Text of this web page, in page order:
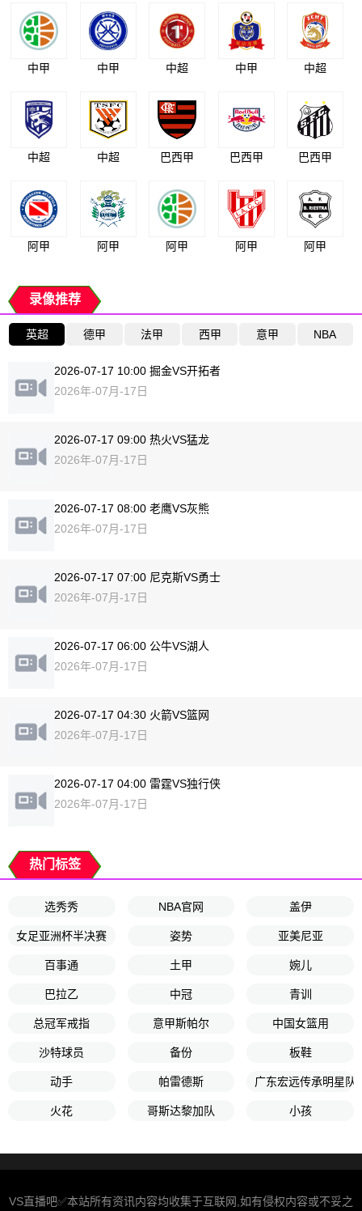
中甲 中甲 中超 中甲 中超
中超 中超 巴西甲 巴西甲 巴西甲
阿甲 阿甲 阿甲 阿甲 阿甲
录像推荐
英超 德甲 法甲 西甲 意甲 NBA
2026-07-17 10:00 掘金VS开拓者
2026年-07月-17日
2026-07-17 09:00 热火VS猛龙
2026年-07月-17日
2026-07-17 08:00 老鹰VS灰熊
2026年-07月-17日
2026-07-17 07:00 尼克斯VS勇士
2026年-07月-17日
2026-07-17 06:00 公牛VS湖人
2026年-07月-17日
2026-07-17 04:30 火箭VS篮网
2026年-07月-17日
2026-07-17 04:00 雷霆VS独行侠
2026年-07月-17日
热门标签
选秀秀 NBA官网 盖伊
女足亚洲杯半决赛 姿势 亚美尼亚
百事通 土甲 婉儿
巴拉乙 中冠 青训
总冠军戒指 意甲斯帕尔 中国女篮用
沙特球员 备份 板鞋
动手 帕雷德斯 广东宏远传承明星队
火花 哥斯达黎加队 小孩
VS直播吧✅本站所有资讯内容均收集于互联网,如有侵权内容或不妥之